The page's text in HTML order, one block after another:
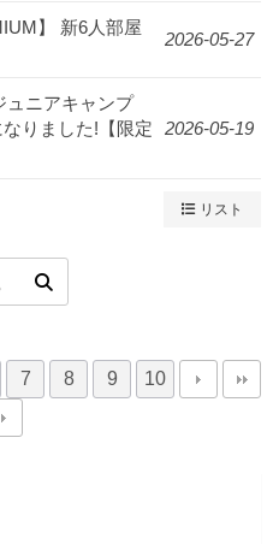
】 新6人部屋
2026-05-27
ュニアキャンプ
なりました!【限定
2026-05-19
リスト
7 8 9 10